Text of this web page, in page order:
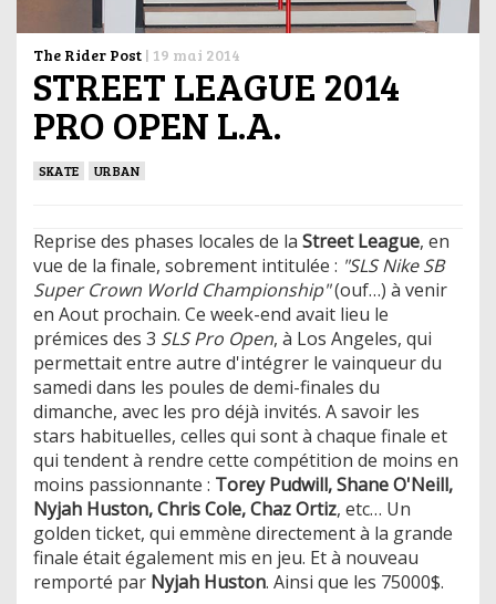
The Rider Post | 19 mai 2014
STREET LEAGUE 2014
PRO OPEN L.A.
SKATE URBAN
Reprise des phases locales de la Street League, en
vue de la finale, sobrement intitulée : "SLS Nike SB
Super Crown World Championship"(ouf…) à venir
en Aout prochain. Ce week-end avait lieu le
prémices des 3 SLS Pro Open, à Los Angeles, qui
permettait entre autre d'intégrer le vainqueur du
samedi dans les poules de demi-finales du
dimanche, avec les pro déjà invités. A savoir les
stars habituelles, celles qui sont à chaque finale et
qui tendent à rendre cette compétition de moins en
moins passionnante : Torey Pudwill, Shane O'Neill,
Nyjah Huston, Chris Cole, Chaz Ortiz, etc… Un
golden ticket, qui emmène directement à la grande
finale était également mis en jeu. Et à nouveau
remporté par Nyjah Huston. Ainsi que les 75000$.